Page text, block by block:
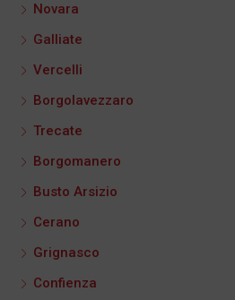
Novara
Galliate
Vercelli
Borgolavezzaro
Trecate
Borgomanero
Busto Arsizio
Cerano
Grignasco
Confienza